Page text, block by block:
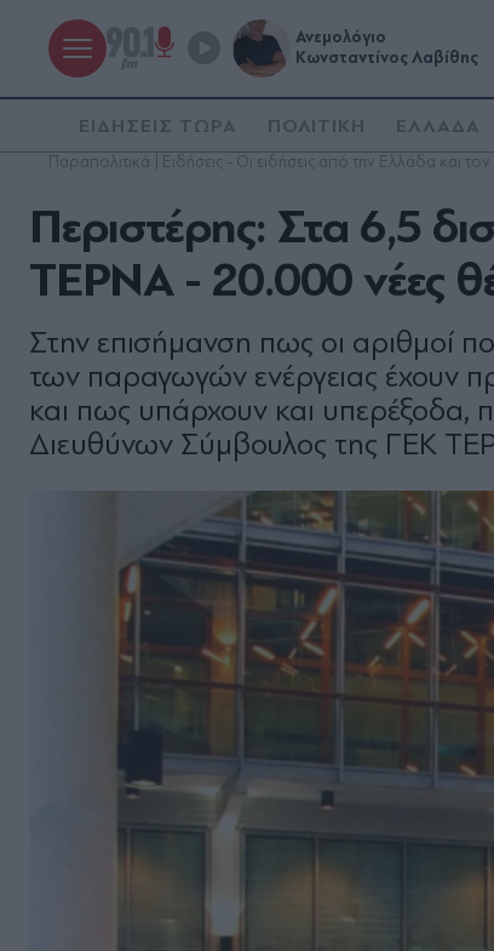
Ανεμολόγιο
Κωνσταντίνος Λαβίθης
ΕΙΔΗΣΕΙΣ ΤΩΡΑ ΠΟΛΙΤΙΚΗ ΕΛΛΑΔΑ
Παραπολιτικά | Ειδήσεις - Οι ειδήσεις από την Ελλάδα και
Περιστέρης: Στα 6,5
ΤΕΡΝΑ - 20.000 νέες
Στην επισήμανση πως οι αριθμοί
των παραγωγών ενέργειας έχουν
και πως υπάρχουν και
Διευθύνων Σύμβουλος της ΓΕΚ